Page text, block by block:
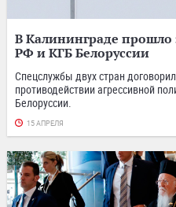
В Калининграде прошло
РФ и КГБ Белоруссии
Спецслужбы двух стран
противодействии агрессивной
Белоруссии.
15 АПРЕЛЯ